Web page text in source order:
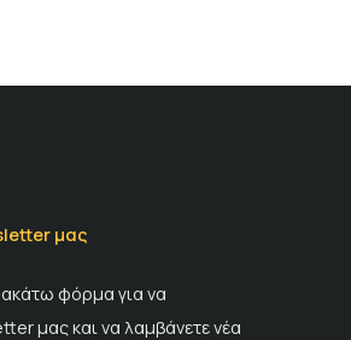
μας
φόρμα για να
μας και να λαμβάνετε νέα